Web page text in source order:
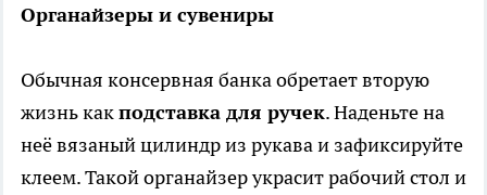
Органайзеры и сувениры
Обычная консервная банка обретает вторую
жизнь какподставка для ручек. Наденьте на
неё вязаный цилиндр из рукава и зафиксируйте
клеем. Такой органайзер украсит рабочий стол и